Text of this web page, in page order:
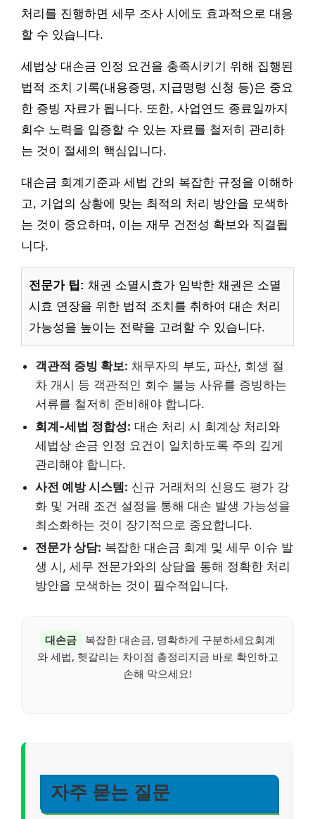
처리를 진행하면 세무 조사 시에도 효과적으로 대응
할 수 있습니다.
세법상 대손금 인정 요건을 충족시키기 위해 집행된
법적 조치 기록(내용증명, 지급명령 신청 등)은 중요
한 증빙 자료가 됩니다. 또한, 사업연도 종료일까지
회수 노력을 입증할 수 있는 자료를 철저히 관리하
는 것이 절세의 핵심입니다.
대손금 회계기준과 세법 간의 복잡한 규정을 이해하
고, 기업의 상황에 맞는 최적의 처리 방안을 모색하
는 것이 중요하며, 이는 재무 건전성 확보와 직결됩
니다.
전문가 팁: 채권 소멸시효가 임박한 채권은 소멸
시효 연장을 위한 법적 조치를 취하여 대손 처리
가능성을 높이는 전략을 고려할 수 있습니다.
객관적 증빙 확보: 채무자의 부도, 파산, 회생 절
차 개시 등 객관적인 회수 불능 사유를 증빙하는
서류를 철저히 준비해야 합니다.
회계-세법 정합성: 대손 처리 시 회계상 처리와
세법상 손금 인정 요건이 일치하도록 주의 깊게
관리해야 합니다.
사전 예방 시스템: 신규 거래처의 신용도 평가 강
화 및 거래 조건 설정을 통해 대손 발생 가능성을
최소화하는 것이 장기적으로 중요합니다.
전문가 상담: 복잡한 대손금 회계 및 세무 이슈 발
생 시, 세무 전문가와의 상담을 통해 정확한 처리
방안을 모색하는 것이 필수적입니다.
대손금
복잡한 대손금, 명확하게 구분하세요회계
와 세법, 헷갈리는 차이점 총정리지금 바로 확인하고
손해 막으세요!
자주 묻는 질문